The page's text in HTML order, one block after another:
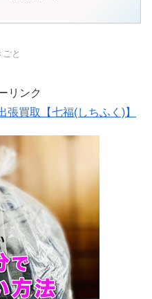
と
リンク
買取【七福(しちふく)】